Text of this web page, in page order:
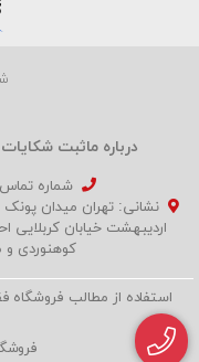
درباره ماثبت
شماره تماس‌:
نشانی: تهران میدان
کوهنوردی
استفاده از مطالب فروشگاه